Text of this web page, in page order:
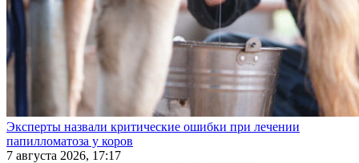
Эксперты назвали критические ошибки при лечении
папилломатоза у коров
7 августа 2026, 17:17